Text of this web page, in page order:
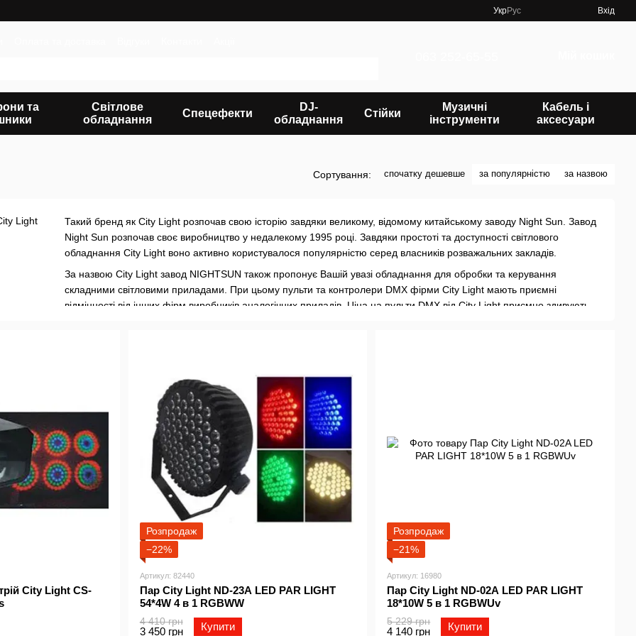
УкрРус Вхід
та
Світлове
обладнання
Спецефекти
DJ-
обладнання
Стійки
Музичні
інструменти
Кабель і
аксесуари
Сортування: спочатку дешевше за популярністю за назвою
Такий бренд як City Light розпочав свою історію завдяки великому, відомому китайському заводу Night Sun. Завод
Night Sun розпочав своє виробництво у недалекому 1995 році. Завдяки простоті та доступності світлового
обладнання City Light воно активно користувалося популярністю серед власників розважальних закладів.
За назвою City Light завод NIGHTSUN також пропонує Вашій увазі обладнання для обробки та керування
складними світловими приладами. При цьому пульти та контролери DMX фірми City Light мають приємні
відмінності від інших фірм виробників аналогічних приладів. Ціна на пульти DMX від City Light приємно здивують
City Light CS-
Розпродаж
−22%
Артикул: 82440
Пар City Light ND-23A LED PAR LIGHT
54*4W 4 в 1 RGBWW
4 410 грн
3 450 грн Купити
Розпродаж
−21%
Артикул: 16980
Пар City Light ND-02A LED PAR LIGHT
18*10W 5 в 1 RGBWUv
5 229 грн
4 140 грн Купити